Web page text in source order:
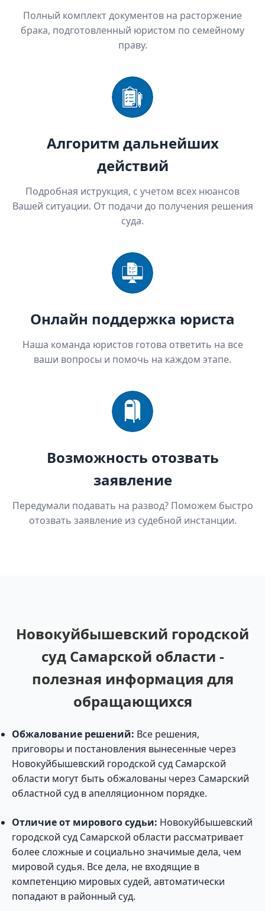
Полный комплект документов на расторжение
брака, подготовленный юристом по семейному
праву.
Алгоритм дальнейших
действий
Подробная иструкция, с учетом всех нюансов
Вашей ситуации. От подачи до получения решения
суда.
Онлайн поддержка юриста
Наша команда юристов готова ответить на все
ваши вопросы и помочь на каждом этапе.
Возможность отозвать
заявление
Передумали подавать на развод? Поможем быстро
отозвать заявление из судебной инстанции.
Новокуйбышевский городской
суд Самарской области -
полезная информация для
обращающихся
Обжалование решений: Все решения,
приговоры и постановления вынесенные через
Новокуйбышевский городской суд Самарской
области могут быть обжалованы через Самарский
областной суд в апелляционном порядке.
Отличие от мирового судьи: Новокуйбышевский
городской суд Самарской области рассматривает
более сложные и социально значимые дела, чем
мировой судья. Все дела, не входящие в
компетенцию мировых судей, автоматически
попадают в районный суд.